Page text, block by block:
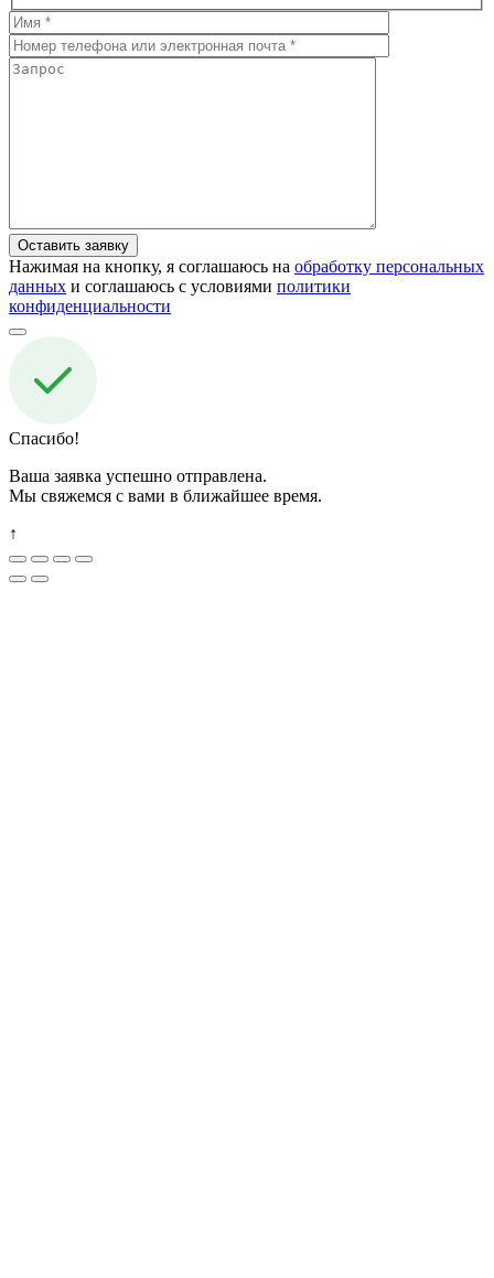
Нажимая на кнопку, я соглашаюсь на обработку персональных
данных и соглашаюсь с условиями политики
конфиденциальности
Спасибо!
Ваша заявка успешно отправлена.
Мы свяжемся с вами в ближайшее время.
↑